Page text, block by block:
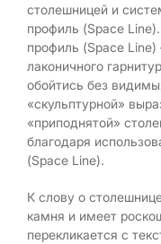
столешницей и
профиль (Space
профиль (Space Line)
лаконичного
обойтись без
«скульптурной»
«приподнятой»
благодаря
(Space Line).
К слову о
камня и имеет
перекликается с